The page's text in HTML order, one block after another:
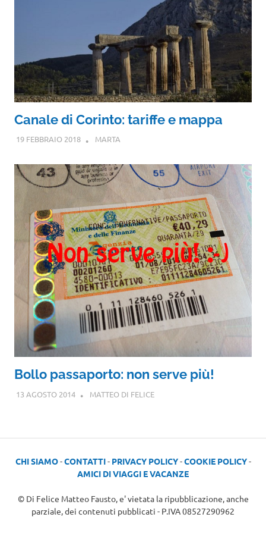
Canale di Corinto: tariffe e mappa
19 FEBBRAIO 2018 MARTA
Bollo passaporto: non serve più!
13 AGOSTO 2014 MATTEO DI FELICE
CHI SIAMO-CONTATTI- PRIVACY POLICY-COOKIE POLICY-
AMICI DI VIAGGI E VACANZE
© Di Felice Matteo Fausto, e' vietata la ripubblicazione, anche
parziale, dei contenuti pubblicati - P.IVA 08527290962